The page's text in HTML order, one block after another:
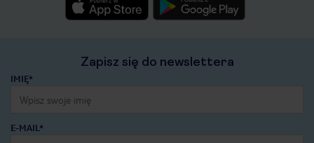
Zapisz się do newslettera
IMIĘ*
E-MAIL*